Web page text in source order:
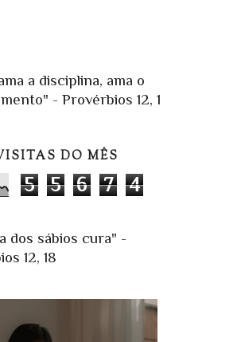
a disciplina, ama o
- Provérbios 12, 1
DO MÊS
5 5 6 7 4
dos sábios cura" -
12, 18